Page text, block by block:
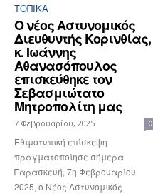
ΤΟΠΙΚΑ
Ο νέος Αστυνομικός
Διευθυντής Κορινθίας,
κ. Ιωάννης
Αθανασόπουλος
επισκεύθηκε τον
Σεβασμιώτατο
Μητροπολίτη μας
7 Φεβρουαρίου, 2025 0
Εθιμοτυπική επίσκεψη
πραγματοποίησε σήμερα
Παρασκευή, 7η Φεβρουαρίου
2025, ο Νέος Αστυνομικός